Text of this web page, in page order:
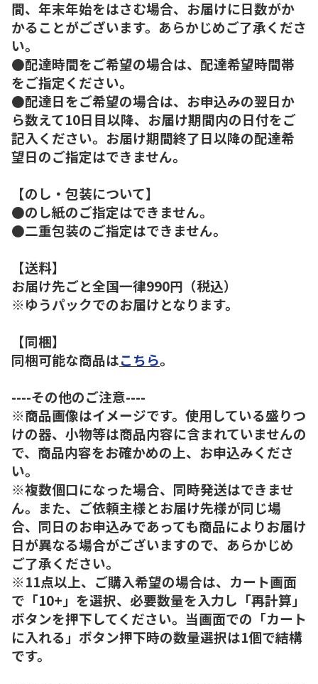
間、年末年始をはさむ場合、お届けに日数がか
かることがございます。あらかじめご了承くださ
い。
●配達時間をご希望の場合は、配達希望時間帯
をご指定ください。
●配達日をご希望の場合は、お申込みの翌日か
ら数えて10日目以降、お届け期間内の日付をご
記入ください。お届け期間終了日以降の配達希
望日のご指定はできません。
【のし・包装について】
●のし紙のご指定はできません。
●二重包装のご指定はできません。
【送料】
お届け先ごと全国一律990円（税込）
※ゆうパックでのお届けとなります。
【同梱】
同梱可能な商品はこちら。
----その他のご注意----
※商品画像はイメージです。使用している盛りつ
けの器、小物等は商品内容に含まれていませんの
で、商品内容をお確かめの上、お申込みくださ
い。
※複数個口になった場合、同時発送はできませ
ん。また、ご依頼主様とお届け先様が同じ場
合、同日のお申込みであっても商品によりお届け
日が異なる場合がございますので、あらかじめ
ご了承ください。
※11点以上、ご購入希望の場合は、カート画面
で「10+」を選択、必要数量を入力し「再計算」
ボタンを押下してください。当画面での「カート
に入れる」ボタン押下時の数量選択は1個で結構
です。